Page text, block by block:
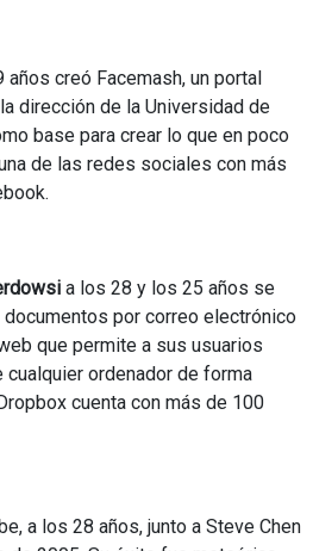
años creó Facemash, un portal
dirección de la Universidad de
base para crear lo que en poco
de las redes sociales con más
a los 28 y los 25 años se
por correo electrónico
que permite a sus usuarios
ordenador de forma
cuenta con más de 100
a los 28 años, junto a Steve Chen